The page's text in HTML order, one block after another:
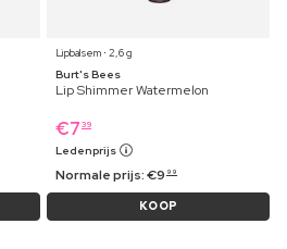
Lipbalsem ⋅ 2,6 g
Burt's Bees
Lip Shimmer Watermelon
€7 39
Ledenprijs
Normale prijs:€9 99
KOOP